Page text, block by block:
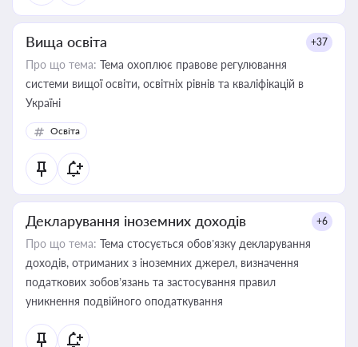
Вища освіта +37
Про що тема: Тема охоплює правове регулювання
системи вищої освіти, освітніх рівнів та кваліфікацій в
Україні
Освіта
Декларування іноземних доходів +6
Про що тема: Тема стосується обов’язку декларування
доходів, отриманих з іноземних джерел, визначення
податкових зобов’язань та застосування правил
уникнення подвійного оподаткування